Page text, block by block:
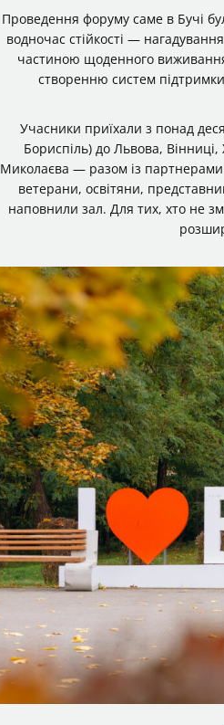
Проведення форуму саме в Бучі
водночас стійкості —
частиною щоденного
створенню систем
Учасники приїхали з понад
Бориспіль) до Львова,
Миколаєва — разом із партнерами
ветерани, освітяни,
наповнили зал. Для тих, хто не